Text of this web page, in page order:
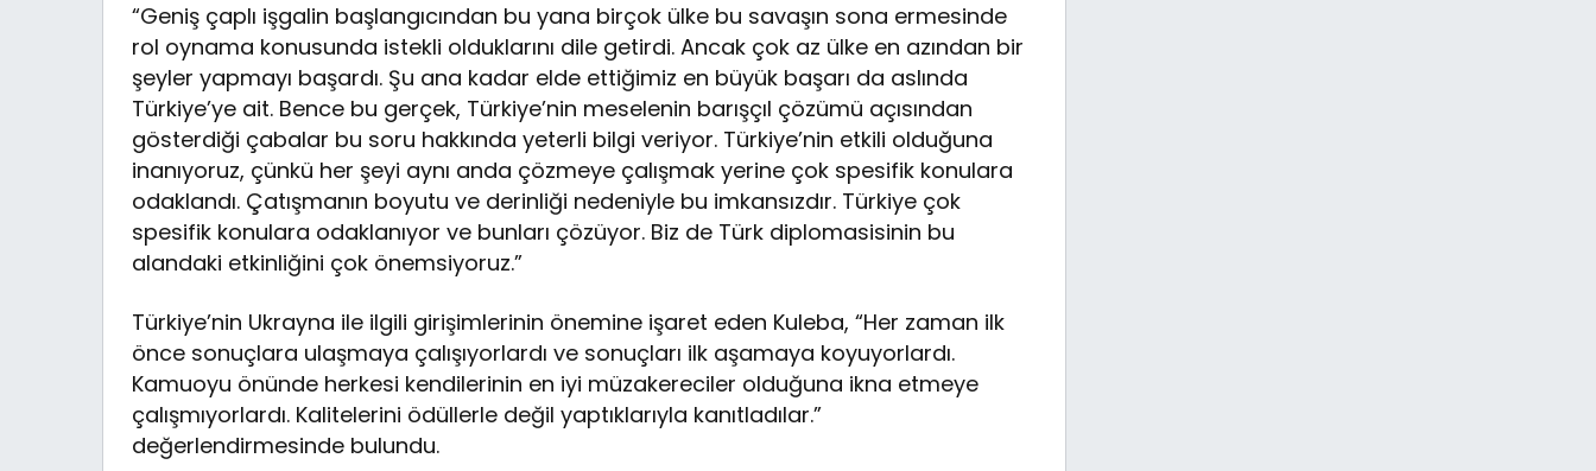
“Geniş çaplı işgalin başlangıcından bu yana birçok ülke bu savaşın sona ermesinde
rol oynama konusunda istekli olduklarını dile getirdi. Ancak çok az ülke en azından bir
şeyler yapmayı başardı. Şu ana kadar elde ettiğimiz en büyük başarı da aslında
Türkiye’ye ait. Bence bu gerçek, Türkiye’nin meselenin barışçıl çözümü açısından
gösterdiği çabalar bu soru hakkında yeterli bilgi veriyor. Türkiye’nin etkili olduğuna
inanıyoruz, çünkü her şeyi aynı anda çözmeye çalışmak yerine çok spesifik konulara
odaklandı. Çatışmanın boyutu ve derinliği nedeniyle bu imkansızdır. Türkiye çok
spesifik konulara odaklanıyor ve bunları çözüyor. Biz de Türk diplomasisinin bu
alandaki etkinliğini çok önemsiyoruz.”
Türkiye’nin Ukrayna ile ilgili girişimlerinin önemine işaret eden Kuleba, “Her zaman ilk
önce sonuçlara ulaşmaya çalışıyorlardı ve sonuçları ilk aşamaya koyuyorlardı.
Kamuoyu önünde herkesi kendilerinin en iyi müzakereciler olduğuna ikna etmeye
çalışmıyorlardı. Kalitelerini ödüllerle değil yaptıklarıyla kanıtladılar.”
değerlendirmesinde bulundu.